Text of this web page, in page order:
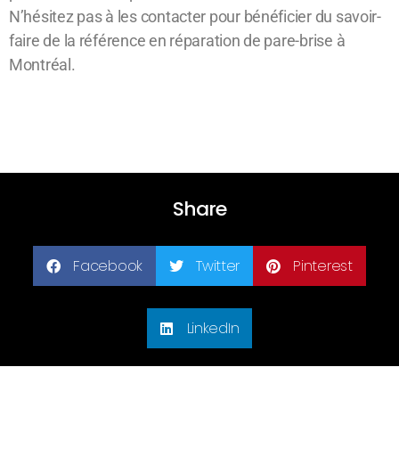
N’hésitez pas à les contacter pour bénéficier du savoir-
faire de la référence en réparation de pare-brise à
Montréal.
Share
Facebook Twitter Pinterest
LinkedIn